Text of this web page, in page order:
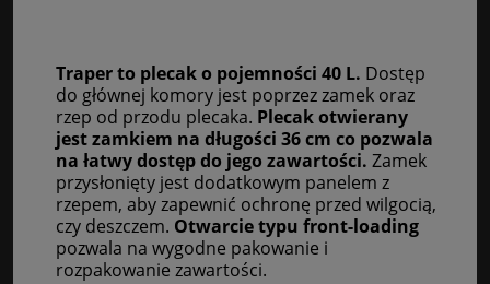
Traper to plecak o pojemności 40 L. Dostęp
do głównej komory jest poprzez zamek oraz
rzep od przodu plecaka. Plecak otwierany
jest zamkiem na długości 36 cm co pozwala
na łatwy dostęp do jego zawartości. Zamek
przysłonięty jest dodatkowym panelem z
rzepem, aby zapewnić ochronę przed wilgocią,
czy deszczem. Otwarcie typu front-loading
pozwala na wygodne pakowanie i
rozpakowanie zawartości.